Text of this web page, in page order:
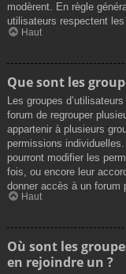
modèrent. En règle
utilisateurs respectent
Haut
Que sont les
Les groupes
forum de regrouper
appartenir à plusieurs
permissions
pourront modifier les
fois, ou encore leur
donner accès à un forum
Haut
Où sont les
en rejoindre un ?